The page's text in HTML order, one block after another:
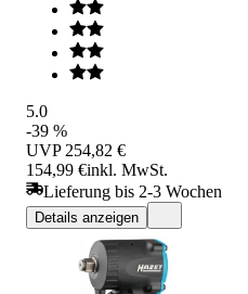
5.0
-39 %
UVP 254,82 €
154,99 €inkl. MwSt.
Lieferung bis 2-3 Wochen
Details anzeigen